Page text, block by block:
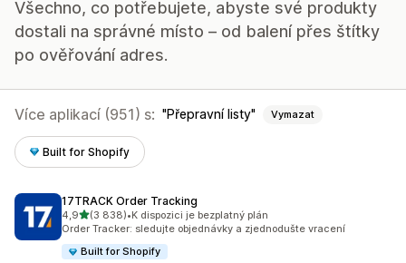
Všechno, co potřebujete, abyste své produkty
dostali na správné místo – od balení přes štítky
po ověřování adres.
Více aplikací (951) s: Přepravní listy Vymazat
Built for Shopify
17TRACK Order Tracking
4,9z 5 hvězd
(3 838)
Celkový počet recenzí: 3838
•K dispozici je bezplatný plán
Order Tracker: sledujte objednávky a zjednodušte vracení
Built for Shopify